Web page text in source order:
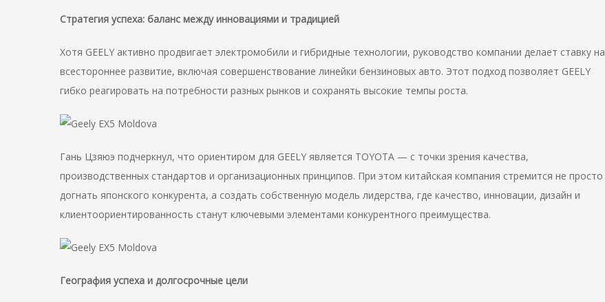
Стратегия успеха: баланс между инновациями и традицией
Хотя GEELY активно продвигает электромобили и гибридные технологии, руководство компании делает ставку на
всестороннее развитие, включая совершенствование линейки бензиновых авто. Этот подход позволяет GEELY
гибко реагировать на потребности разных рынков и сохранять высокие темпы роста.
Гань Цзяюэ подчеркнул, что ориентиром для GEELY является TOYOTA — с точки зрения качества,
производственных стандартов и организационных принципов. При этом китайская компания стремится не просто
догнать японского конкурента, а создать собственную модель лидерства, где качество, инновации, дизайн и
клиентоориентированность станут ключевыми элементами конкурентного преимущества.
География успеха и долгосрочные цели